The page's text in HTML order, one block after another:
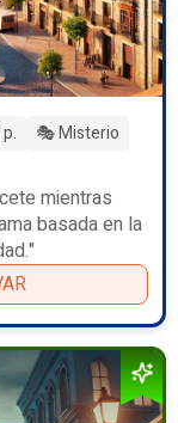
🎭 Misterio
mientras
basada en la